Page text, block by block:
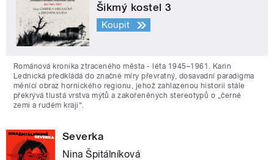
Šikmý kostel 3
Koupit
Románová kronika ztraceného města - léta 1945–1961. Karin
Lednická předkládá do značné míry převratný, dosavadní paradigma
měnící obraz hornického regionu, jehož zahlazenou historii stále
překrývá tlustá vrstva mýtů a zakořeněných stereotypů o „černé
zemi a rudém kraji“.
Severka
Nina Špitálníková